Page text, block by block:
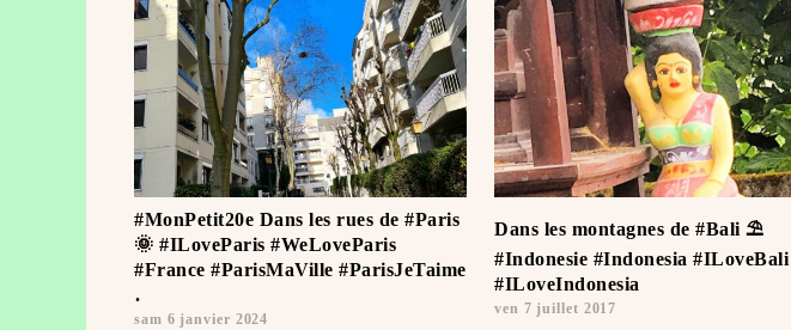
#MonPetit20e Dans les rues de #Paris
🌞 #ILoveParis #WeLoveParis
#France #ParisMaVille #ParisJeTaime
️.
sam 6 janvier 2024
Dans les montagnes de #Bali ⛱ ️
#Indonesie #Indonesia #ILoveBali ️
#ILoveIndonesia
ven 7 juillet 2017